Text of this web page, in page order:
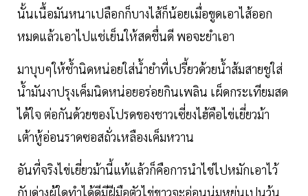
นั้นเนื้อมันหนาเปลือกก็บางไส้ก็น้อยเมื่อขูดเอาไส้ออก
หมดแล้วเอาไปแช่เย็นให้สดชื่นดี พอจะยำเอา
มาบุบๆให้ช้ำนิดหน่อยใส่น้ำยำที่เปรี้ยวด้วยน้ำส้มสายชูใส่
น้ำมันงาปรุงเค็มนิดหน่อยอร่อยกินเพลิน เผ็ดกระเทียมสด
ได้ใจ ต่อกันด้วยของโปรดของชาวเซี่ยงไฮ้คือไข่เยี่ยวม้า
เต้าหู้อ่อนราดซอสถั่วเหลืองเค็มหวาน
อันที่จริงไข่เยี่ยวม้านี้แท้แล้วก็คือการนำไข่ไปหมักเอาไว้
กับด่างผู้ใดทำได้ดีมีฝีมือตัวไข่ขาวจะอ่อนนุ่มหยุ่นเปนวุ้น